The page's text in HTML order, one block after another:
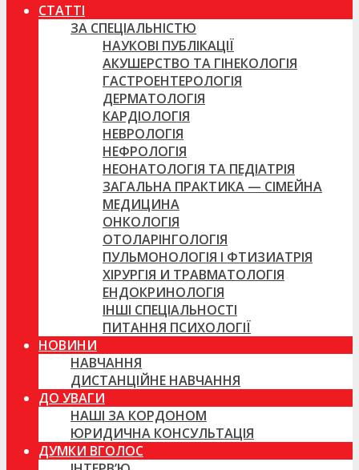
СТАТТІ
ЗА СПЕЦІАЛЬНІСТЮ
НАУКОВІ ПУБЛІКАЦІЇ
АКУШЕРСТВО ТА ГІНЕКОЛОГІЯ
ГАСТРОЕНТЕРОЛОГІЯ
ДЕРМАТОЛОГІЯ
КАРДІОЛОГІЯ
НЕВРОЛОГІЯ
НЕФРОЛОГІЯ
НЕОНАТОЛОГІЯ ТА ПЕДІАТРІЯ
ЗАГАЛЬНА ПРАКТИКА — СІМЕЙНА
МЕДИЦИНА
ОНКОЛОГІЯ
ОТОЛАРІНГОЛОГІЯ
ПУЛЬМОНОЛОГІЯ І ФТИЗИАТРІЯ
ХІРУРГІЯ И ТРАВМАТОЛОГІЯ
ЕНДОКРИНОЛОГІЯ
ІНШІ СПЕЦІАЛЬНОСТІ
ПИТАННЯ ПСИХОЛОГІЇ
НОВИНИ
НАВЧАННЯ
ДИСТАНЦІЙНЕ НАВЧАННЯ
ДО УВАГИ
НАШІ ЗА КОРДОНОМ
ЮРИДИЧНА КОНСУЛЬТАЦІЯ
ДУМКИ ВГОЛОС